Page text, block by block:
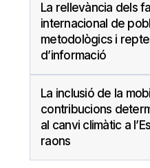
La rellevància dels
internacional de
metodològics i
d’informació
La inclusió de la
contribucions
al canvi climàtic a
raons